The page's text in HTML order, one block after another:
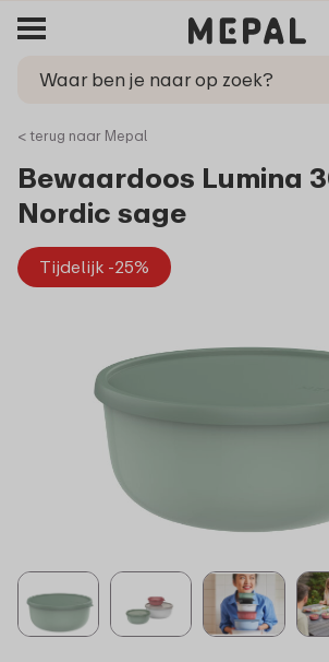
< terug naar Mepal
Bewaardoos Lumina
Nordic sage
Tijdelijk -25%